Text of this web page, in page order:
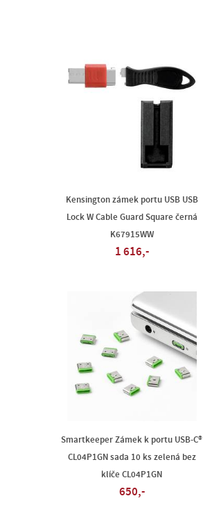
Kensington zámek portu USB USB
Lock W Cable Guard Square černá
K67915WW
1 616,-
Smartkeeper Zámek k portu USB-C®
CL04P1GN sada 10 ks zelená bez
klíče CL04P1GN
650,-